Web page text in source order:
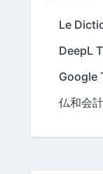
Le
DeepL
Google
仏和会